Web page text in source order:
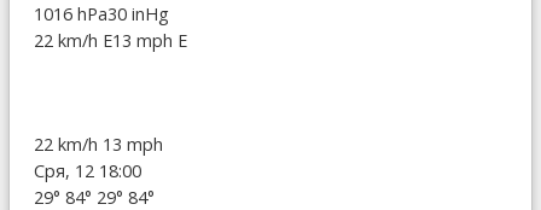
1016 hPa30 inHg
22 km/h E13 mph E
22 km/h 13 mph
Сря, 12 18:00
29° 84° 29° 84°